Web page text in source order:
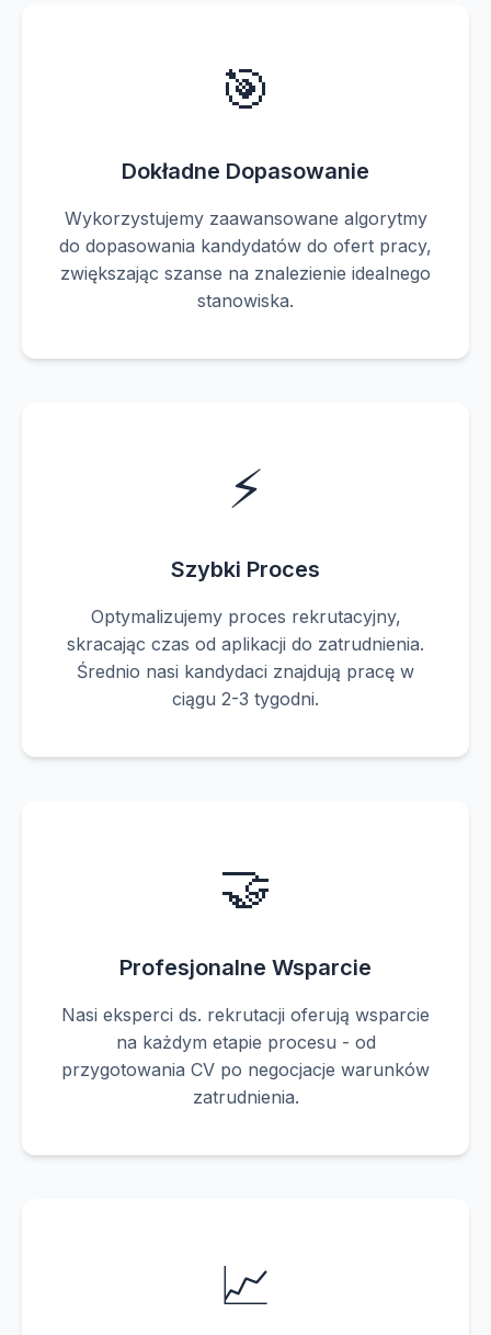
🎯
Dokładne Dopasowanie
Wykorzystujemy zaawansowane algorytmy
do dopasowania kandydatów do ofert pracy,
zwiększając szanse na znalezienie idealnego
stanowiska.
⚡
Szybki Proces
Optymalizujemy proces rekrutacyjny,
skracając czas od aplikacji do zatrudnienia.
Średnio nasi kandydaci znajdują pracę w
ciągu 2-3 tygodni.
🤝
Profesjonalne Wsparcie
Nasi eksperci ds. rekrutacji oferują wsparcie
na każdym etapie procesu - od
przygotowania CV po negocjacje warunków
zatrudnienia.
📈